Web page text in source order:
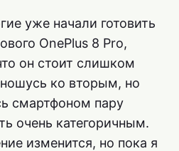
уже начали готовить
OnePlus 8 Pro,
он стоит слишком
ко вторым, но
смартфоном пару
очень категоричным.
изменится, но пока я